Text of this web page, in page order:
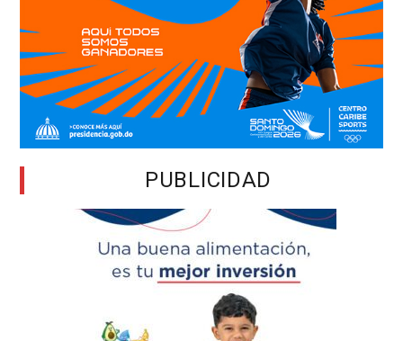
PUBLICIDAD